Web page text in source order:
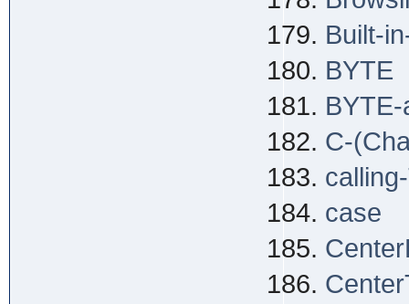
Built-
BYTE
C-
case